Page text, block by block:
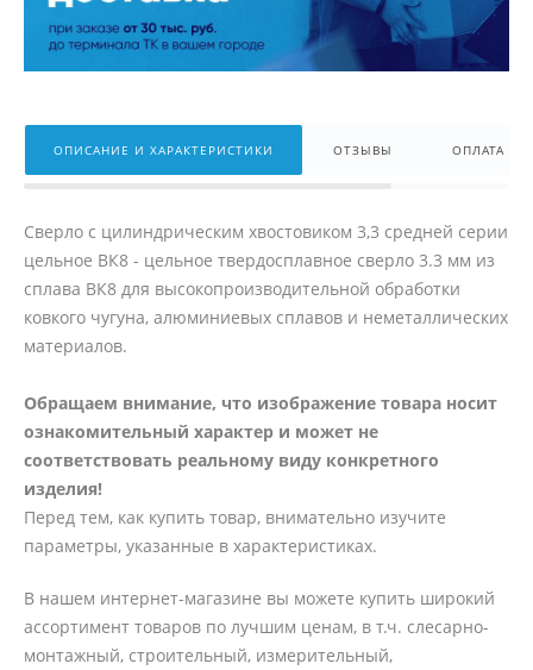
ОПИСАНИЕ И ХАРАКТЕРИСТИКИ ОТЗЫВЫ ОПЛАТА
Сверло с цилиндрическим хвостовиком 3,3 средней серии
цельное ВК8 - цельное твердосплавное сверло 3.3 мм из
сплава ВК8 для высокопроизводительной обработки
ковкого чугуна, алюминиевых сплавов и неметаллических
материалов.
Обращаем внимание, что изображение товара носит
ознакомительный характер и может не
соответствовать реальному виду конкретного
изделия!
Перед тем, как купить товар, внимательно изучите
параметры, указанные в характеристиках.
В нашем интернет-магазине вы можете купить широкий
ассортимент товаров по лучшим ценам, в т.ч. слесарно-
монтажный, строительный, измерительный,